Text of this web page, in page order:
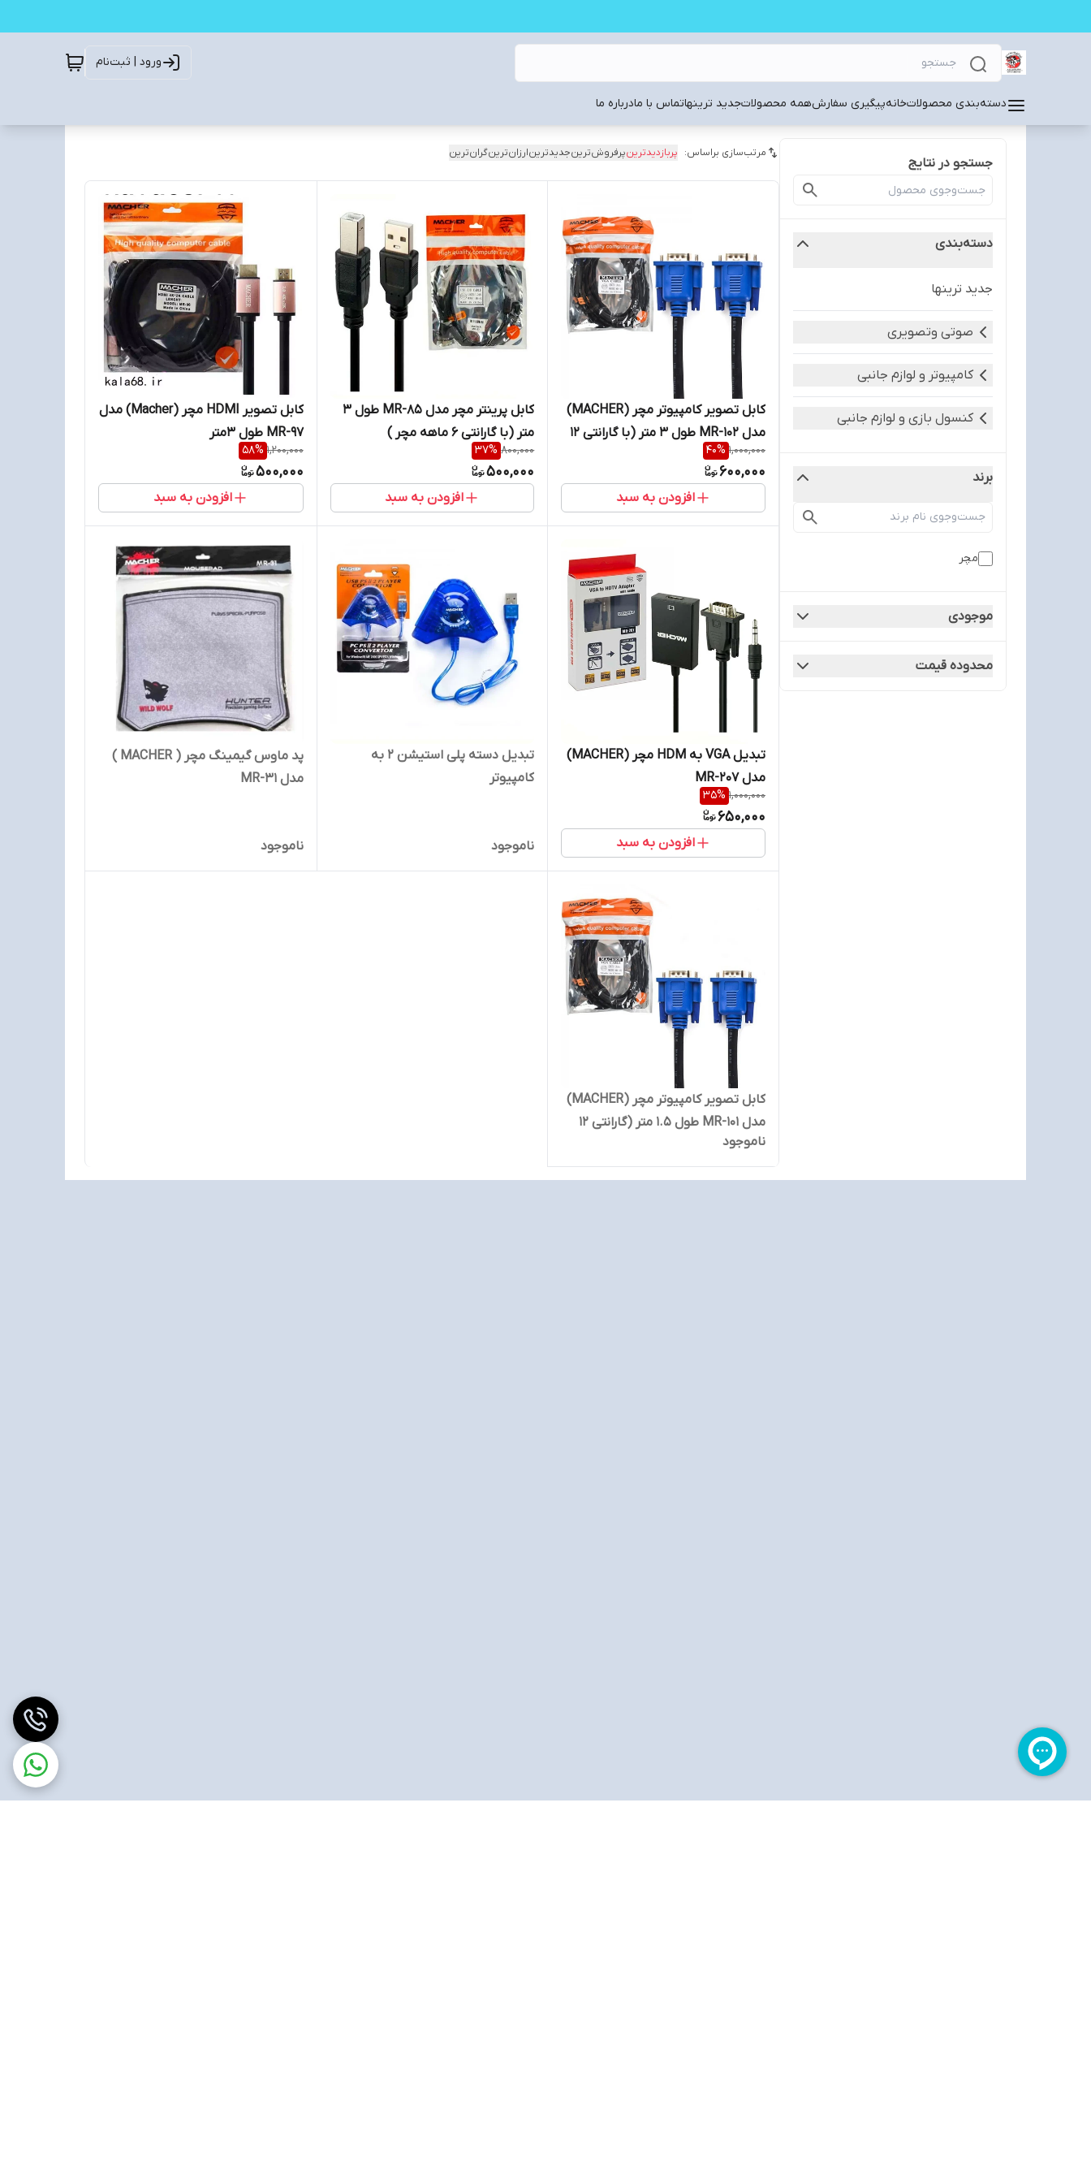
ورود | ثبت‌نام
دسته‌بندی محصولاتخانهپیگیری سفارشهمه محصولاتجدید ترینهاتماس با مادرباره ما
جستجو در نتایج
دسته‌بندی
جدید ترینها
صوتی وتصویری
کامپیوتر و لوازم جانبی
کنسول بازی و لوازم جانبی
برند
مچر
موجودی
محدوده قیمت
مرتب‌سازی براساس: پربازدیدترینپرفروش‌ترینجدیدترینارزان‌ترینگران‌ترین
کابل تصویر کامپیوتر مچر (MACHER)
مدل MR-102 طول 3 متر (با گارانتی 12
ماهه مچر)
1,000,000
40%
600,000
افزودن به سبد
کابل پرینتر مچر مدل MR-85 طول 3
متر (با گارانتی 6 ماهه مچر )
800,000
37%
500,000
افزودن به سبد
کابل تصویر HDMI مچر (Macher) مدل
MR-97 طول 3متر
1,200,000
58%
500,000
افزودن به سبد
تبدیل VGA به HDM مچر (MACHER)
مدل MR-207
1,000,000
35%
650,000
افزودن به سبد
تبدیل دسته پلی استیشن 2 به
کامپیوتر
ناموجود
پد ماوس گیمینگ مچر ( MACHER )
مدل MR-31
ناموجود
کابل تصویر کامپیوتر مچر (MACHER)
مدل MR-101 طول 1.5 متر (گارانتی 12
ماهه مچر)
ناموجود